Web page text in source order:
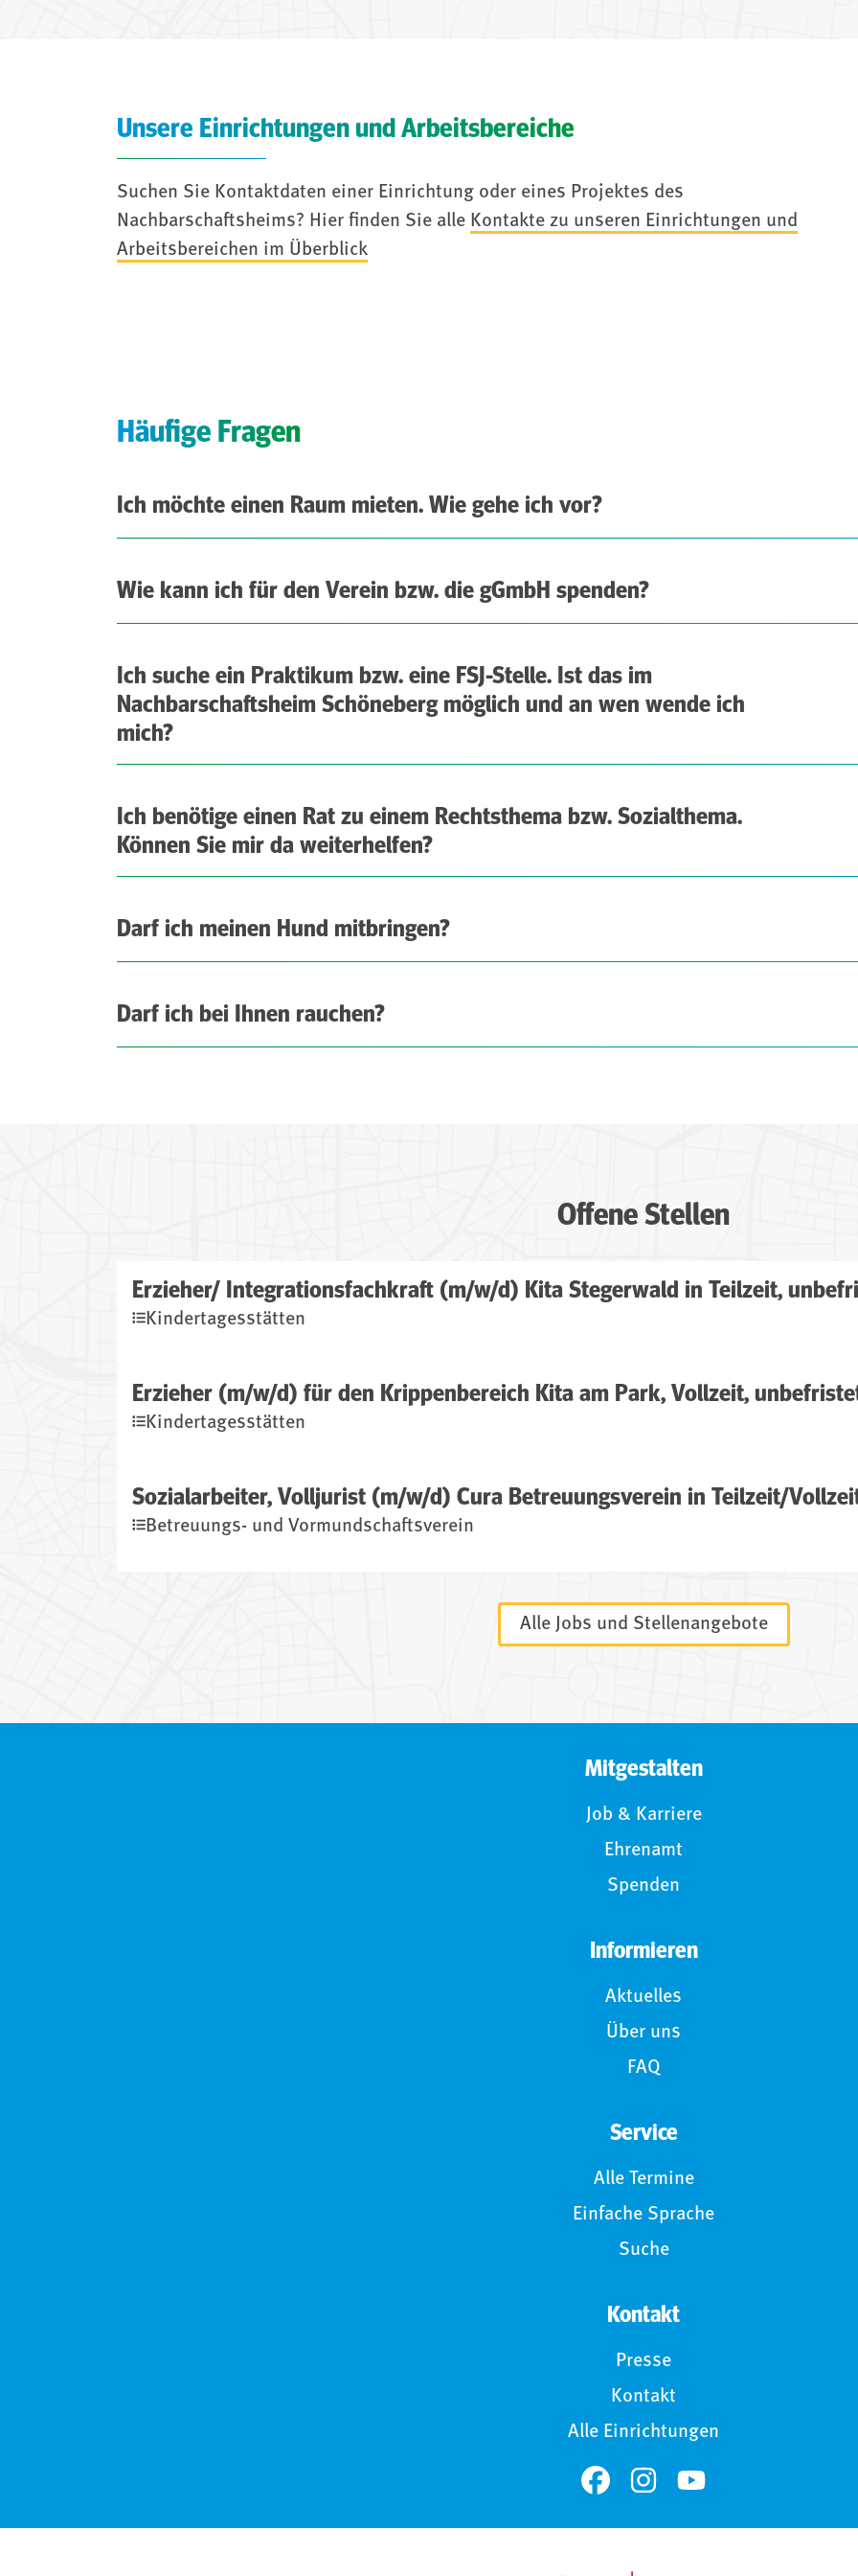
Unsere Einrichtungen und Arbeitsbereiche
Suchen Sie Kontaktdaten einer Einrichtung oder eines Projektes des
Nachbarschaftsheims? Hier finden Sie alle Kontakte zu unseren Einrichtungen und
Arbeitsbereichen im Überblick
Häufige Fragen
Ich möchte einen Raum mieten. Wie gehe ich vor?
Wie kann ich für den Verein bzw. die gGmbH spenden?
Ich suche ein Praktikum bzw. eine FSJ-Stelle. Ist das im
Nachbarschaftsheim Schöneberg möglich und an wen wende ich
mich?
Ich benötige einen Rat zu einem Rechtsthema bzw. Sozialthema.
Können Sie mir da weiterhelfen?
Darf ich meinen Hund mitbringen?
Darf ich bei Ihnen rauchen?
Offene Stellen
Erzieher/ Integrationsfachkraft (m/w/d) Kita Stegerwald in Teilzeit,
Kindertagesstätten
(öffnet im neuen Fenster)
Erzieher (m/w/d) für den Krippenbereich Kita am Park, Vollzeit,
Kindertagesstätten
(öffnet im neuen Fenster)
Sozialarbeiter, Volljurist (m/w/d) Cura Betreuungsverein in Teilzeit/
Betreuungs- und Vormundschaftsverein
(öffnet im neuen Fenster)
Alle Jobs und Stellenangebote
(öffnet im neuen Fenster)
Mitgestalten
Job & Karriere
Ehrenamt
Spenden
Informieren
Aktuelles
Über uns
FAQ
Service
Alle Termine
Einfache Sprache
Suche
Kontakt
Presse
Kontakt
Alle Einrichtungen